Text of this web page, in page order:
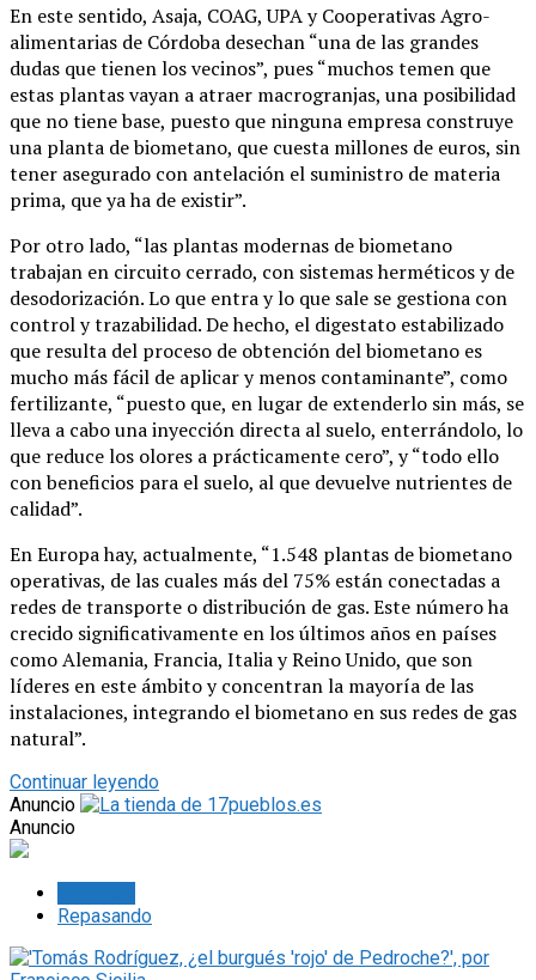
En este sentido, Asaja, COAG, UPA y Cooperativas Agro-
alimentarias de Córdoba desechan “una de las grandes
dudas que tienen los vecinos”, pues “muchos temen que
estas plantas vayan a atraer macrogranjas, una posibilidad
que no tiene base, puesto que ninguna empresa construye
una planta de biometano, que cuesta millones de euros, sin
tener asegurado con antelación el suministro de materia
prima, que ya ha de existir”.
Por otro lado, “las plantas modernas de biometano
trabajan en circuito cerrado, con sistemas herméticos y de
desodorización. Lo que entra y lo que sale se gestiona con
control y trazabilidad. De hecho, el digestato estabilizado
que resulta del proceso de obtención del biometano es
mucho más fácil de aplicar y menos contaminante”, como
fertilizante, “puesto que, en lugar de extenderlo sin más, se
lleva a cabo una inyección directa al suelo, enterrándolo, lo
que reduce los olores a prácticamente cero”, y “todo ello
con beneficios para el suelo, al que devuelve nutrientes de
calidad”.
En Europa hay, actualmente, “1.548 plantas de biometano
operativas, de las cuales más del 75% están conectadas a
redes de transporte o distribución de gas. Este número ha
crecido significativamente en los últimos años en países
como Alemania, Francia, Italia y Reino Unido, que son
líderes en este ámbito y concentran la mayoría de las
instalaciones, integrando el biometano en sus redes de gas
natural”.
Continuar leyendo
Anuncio
Anuncio
Repasando